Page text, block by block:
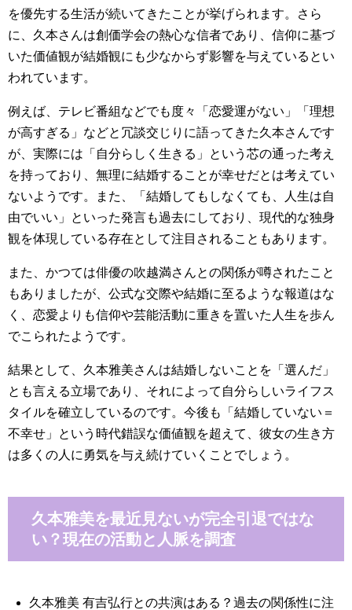
を優先する生活が続いてきたことが挙げられます。さら
に、久本さんは創価学会の熱心な信者であり、信仰に基づ
いた価値観が結婚観にも少なからず影響を与えているとい
われています。
例えば、テレビ番組などでも度々「恋愛運がない」「理想
が高すぎる」などと冗談交じりに語ってきた久本さんです
が、実際には「自分らしく生きる」という芯の通った考え
を持っており、無理に結婚することが幸せだとは考えてい
ないようです。また、「結婚してもしなくても、人生は自
由でいい」といった発言も過去にしており、現代的な独身
観を体現している存在として注目されることもあります。
また、かつては俳優の吹越満さんとの関係が噂されたこと
もありましたが、公式な交際や結婚に至るような報道はな
く、恋愛よりも信仰や芸能活動に重きを置いた人生を歩ん
でこられたようです。
結果として、久本雅美さんは結婚しないことを「選んだ」
とも言える立場であり、それによって自分らしいライフス
タイルを確立しているのです。今後も「結婚していない＝
不幸せ」という時代錯誤な価値観を超えて、彼女の生き方
は多くの人に勇気を与え続けていくことでしょう。
久本雅美を最近見ないが完全引退ではな
い？現在の活動と人脈を調査
久本雅美 有吉弘行との共演はある？過去の関係性に注